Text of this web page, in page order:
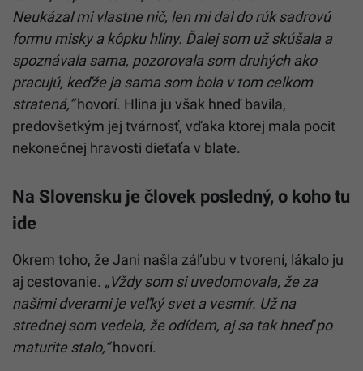
Neukázal mi vlastne nič, len mi dal do rúk sadrovú
formu misky a kôpku hliny. Ďalej som už skúšala a
spoznávala sama, pozorovala som druhých ako
pracujú, keďže ja sama som bola v tom celkom
stratená,“hovorí. Hlina ju však hneď bavila,
predovšetkým jej tvárnosť, vďaka ktorej mala pocit
nekonečnej hravosti dieťaťa v blate.
Na Slovensku je človek posledný, o koho tu
ide
Okrem toho, že Jani našla záľubu v tvorení, lákalo ju
aj cestovanie. „Vždy som si uvedomovala, že za
našimi dverami je veľký svet a vesmír. Už na
strednej som vedela, že odídem, aj sa tak hneď po
maturite stalo,“hovorí.